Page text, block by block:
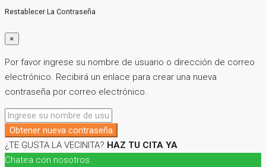
Restablecer La Contraseña
×
Por favor ingrese su nombre de usuario o dirección de correo
electrónico. Recibirá un enlace para crear una nueva
contraseña por correo electrónico.
Obtener nueva contraseña
¿TE GUSTA LA VECINITA? HAZ TU CITA YA
Chatea con nosotros